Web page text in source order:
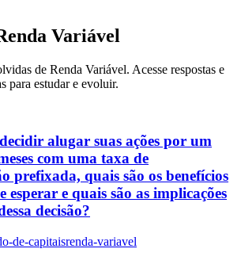
Variável
de Renda Variável. Acesse respostas e
para estudar e evoluir.
alugar suas ações por um
com uma taxa de
prefixada, quais são os benefícios
esperar e quais são as implicações
decisão?
de-capitaisrenda-variavel